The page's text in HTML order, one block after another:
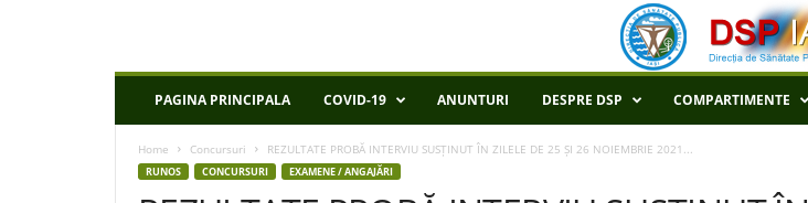
P
PAGINA PRINCIPALA COVID-19 ANUNTURI DESPRE DSP COMPARTIMENTE
Home Concursuri REZULTATE PROBĂ INTERVIU SUSȚINUT ÎN ZILELE DE 25 ȘI 26 NOIEMBRIE 2021...
RUNOS CONCURSURI EXAMENE / ANGAJĂRI